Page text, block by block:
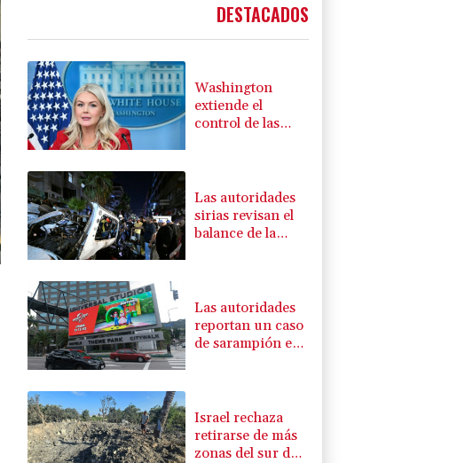
DESTACADOS
Washington
extiende el
control de las
Las autoridades
sirias revisan el
balance de la
víctimas mortales
Las autoridades
reportan un caso
de sarampión en
Israel rechaza
retirarse de más
zonas del sur del